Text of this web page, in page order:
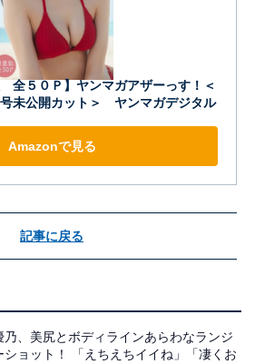
５０Ｐ】ヤンマガアザーっす！＜
号未公開カット＞ ヤンマガデジタル
Amazonで見る
記事に戻る
乃、美尻とボディラインあらわなランジ
ショット！ 「えちえちイイね」「凄くお